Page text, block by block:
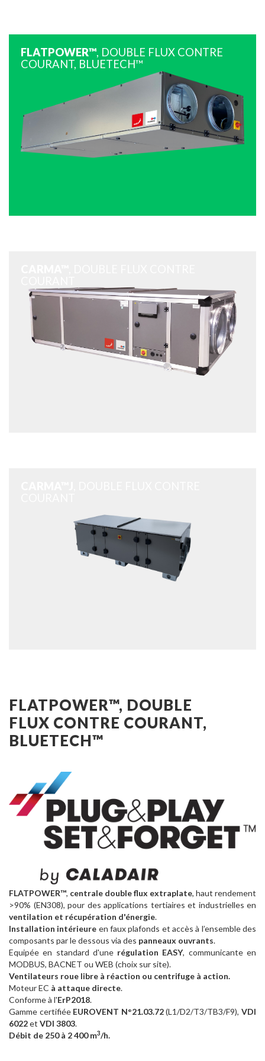
FLATPOWER™, DOUBLE FLUX CONTRE
COURANT, BLUETECH™
FLATPOWER™, DOUBLE
FLUX CONTRE COURANT,
BLUETECH™
FLATPOWER™, centrale double flux extraplate, haut rendement
>90% (EN308), pour des applications tertiaires et industrielles en
ventilation et récupération d'énergie.
Installation intérieure en faux plafonds et accès à l’ensemble des
composants par le dessous via des panneaux ouvrants.
Equipée en standard d'une régulation EASY, communicante en
MODBUS, BACNET ou WEB (choix sur site).
Ventilateurs roue libre à réaction ou centrifuge à action.
Moteur EC à attaque directe.
Conforme à l'ErP2018.
Gamme certifiée EUROVENT N°21.03.72(L1/D2/T3/TB3/F9),VDI
6022et VDI 3803.
Débit de 250 à 2 400 m3/h.